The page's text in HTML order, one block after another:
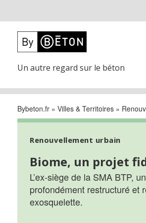
Un autre regard sur le béton
Bybeton.fr » Villes & Territoires »
Renouvellement urbain
Biome, un projet
L’ex-siège de la SMA BTP,
profondément restructuré et
exosquelette.